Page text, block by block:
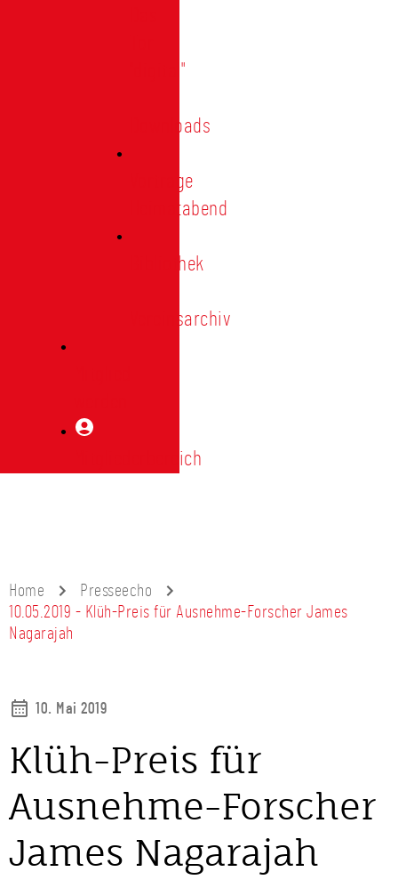
"digital"
Downloads
Vorträge
Heimatabend
Bibliothek
Vereinsarchiv
Mitgliederbereich
Home
Presseecho
10.05.2019 - Klüh-Preis für Ausnehme-Forscher James
Nagarajah
10. Mai 2019
Klüh-Preis für
Ausnehme-Forscher
James Nagarajah